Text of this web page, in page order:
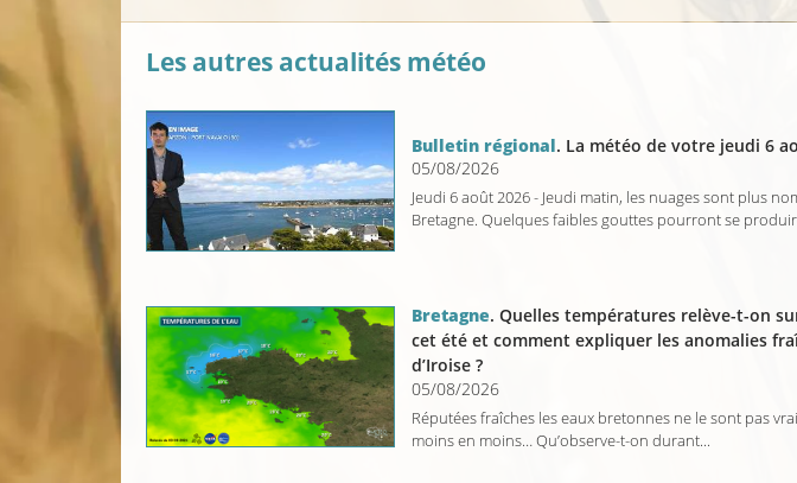
Les autres actualités météo
Bulletin régional. La météo de votre jeudi 6
05/08/2026
Jeudi 6 août 2026 - Jeudi matin, les nuages sont plus
Bretagne. Quelques faibles gouttes pourront se
Bretagne. Quelles températures relève-t-on
cet été et comment expliquer les anomalies
d’Iroise ?
05/08/2026
Réputées fraîches les eaux bretonnes ne le sont pas
moins en moins… Qu’observe-t-on durant...